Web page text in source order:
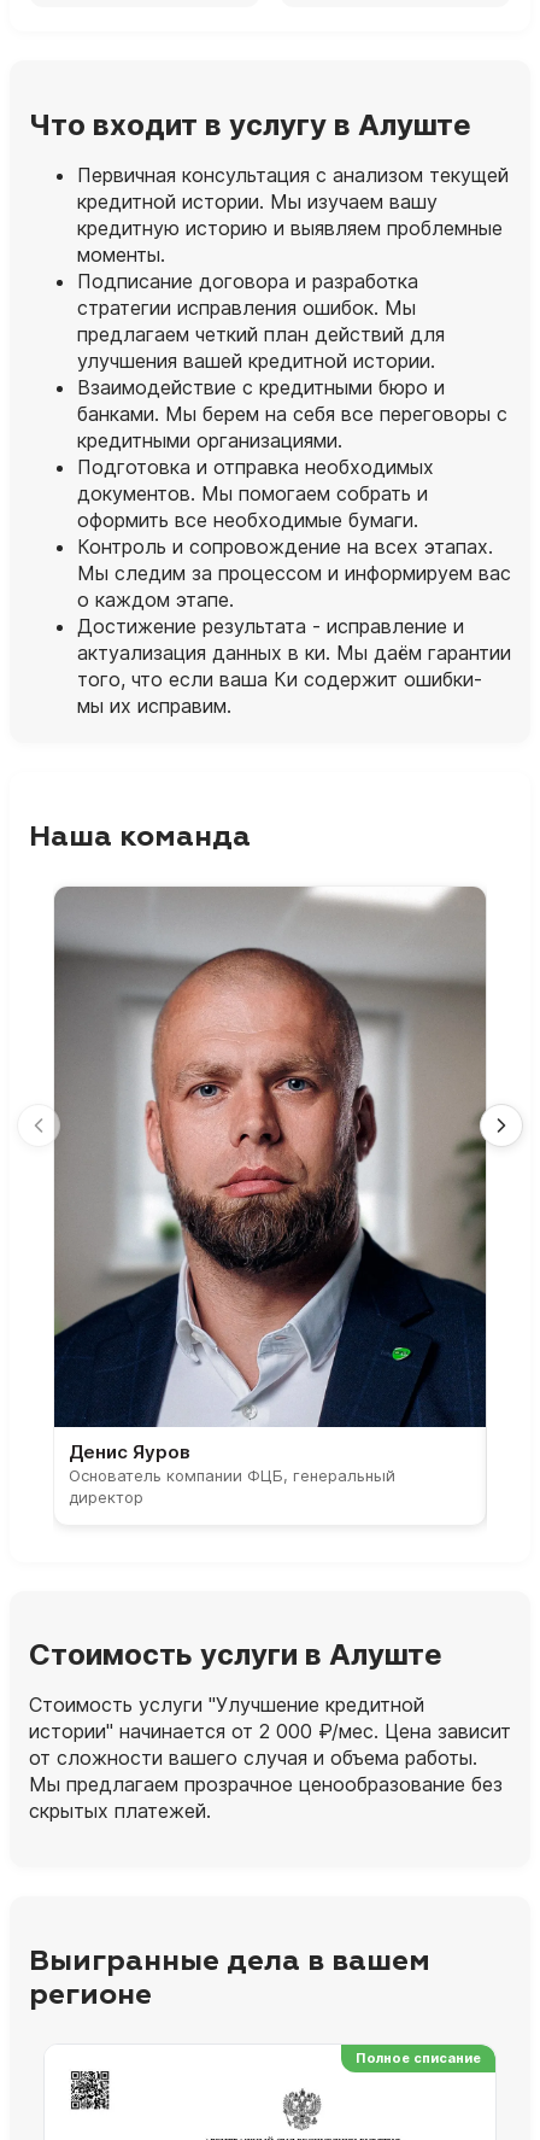
Что входит в услугу в Алуште
Первичная консультация с анализом текущей
кредитной истории. Мы изучаем вашу
кредитную историю и выявляем проблемные
моменты.
Подписание договора и разработка
стратегии исправления ошибок. Мы
предлагаем четкий план действий для
улучшения вашей кредитной истории.
Взаимодействие с кредитными бюро и
банками. Мы берем на себя все переговоры с
кредитными организациями.
Подготовка и отправка необходимых
документов. Мы помогаем собрать и
оформить все необходимые бумаги.
Контроль и сопровождение на всех этапах.
Мы следим за процессом и информируем вас
о каждом этапе.
Достижение результата - исправление и
актуализация данных в ки. Мы даём гарантии
того, что если ваша Ки содержит ошибки-
мы их исправим.
Наша команда
Денис Яуров
Основатель компании ФЦБ, генеральный
директор
Стоимость услуги в Алуште
Стоимость услуги "Улучшение кредитной
истории" начинается от 2 000 ₽/мес. Цена зависит
от сложности вашего случая и объема работы.
Мы предлагаем прозрачное ценообразование без
скрытых платежей.
Выигранные дела в вашем
регионе
Полное списание